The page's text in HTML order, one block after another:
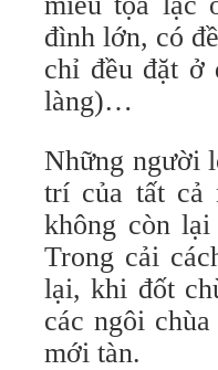
đình lớn, có
chỉ đều đặt ở
làng)…
Những người
trí của tất cả
không còn
Trong cải
lại, khi đốt
các ngôi
mới tàn.